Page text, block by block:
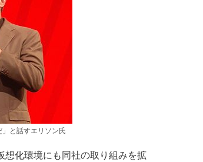
」と話すエリソン氏
化環境にも同社の取り組みを拡